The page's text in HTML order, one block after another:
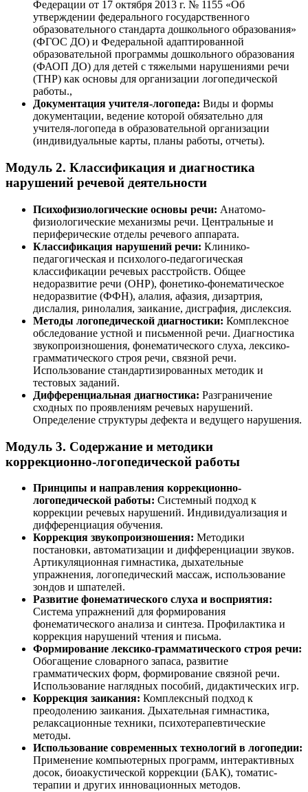
Федерации от 17 октября 2013 г. № 1155 «Об
утверждении федерального государственного
образовательного стандарта дошкольного образования»
(ФГОС ДО) и Федеральной адаптированной
образовательной программы дошкольного образования
(ФАОП ДО) для детей с тяжелыми нарушениями речи
(ТНР) как основы для организации логопедической
работы.,
Документация учителя-логопеда: Виды и формы
документации, ведение которой обязательно для
учителя-логопеда в образовательной организации
(индивидуальные карты, планы работы, отчеты).
Модуль 2. Классификация и диагностика
нарушений речевой деятельности
Психофизиологические основы речи: Анатомо-
физиологические механизмы речи. Центральные и
периферические отделы речевого аппарата.
Классификация нарушений речи: Клинико-
педагогическая и психолого-педагогическая
классификации речевых расстройств. Общее
недоразвитие речи (ОНР), фонетико-фонематическое
недоразвитие (ФФН), алалия, афазия, дизартрия,
дислалия, ринолалия, заикание, дисграфия, дислексия.
Методы логопедической диагностики: Комплексное
обследование устной и письменной речи. Диагностика
звукопроизношения, фонематического слуха, лексико-
грамматического строя речи, связной речи.
Использование стандартизированных методик и
тестовых заданий.
Дифференциальная диагностика: Разграничение
сходных по проявлениям речевых нарушений.
Определение структуры дефекта и ведущего нарушения.
Модуль 3. Содержание и методики
коррекционно-логопедической работы
Принципы и направления коррекционно-
логопедической работы: Системный подход к
коррекции речевых нарушений. Индивидуализация и
дифференциация обучения.
Коррекция звукопроизношения: Методики
постановки, автоматизации и дифференциации звуков.
Артикуляционная гимнастика, дыхательные
упражнения, логопедический массаж, использование
зондов и шпателей.
Развитие фонематического слуха и восприятия:
Система упражнений для формирования
фонематического анализа и синтеза. Профилактика и
коррекция нарушений чтения и письма.
Формирование лексико-грамматического строя речи:
Обогащение словарного запаса, развитие
грамматических форм, формирование связной речи.
Использование наглядных пособий, дидактических игр.
Коррекция заикания: Комплексный подход к
преодолению заикания. Дыхательная гимнастика,
релаксационные техники, психотерапевтические
методы.
Использование современных технологий в логопедии:
Применение компьютерных программ, интерактивных
досок, биоакустической коррекции (БАК), томатис-
терапии и других инновационных методов.